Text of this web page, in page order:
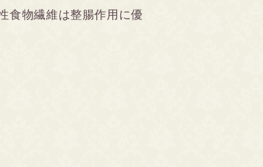
食物繊維は整腸作用に優